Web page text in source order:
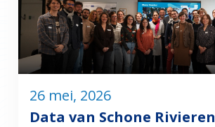
26 mei, 2026
Data van Schone Rivieren